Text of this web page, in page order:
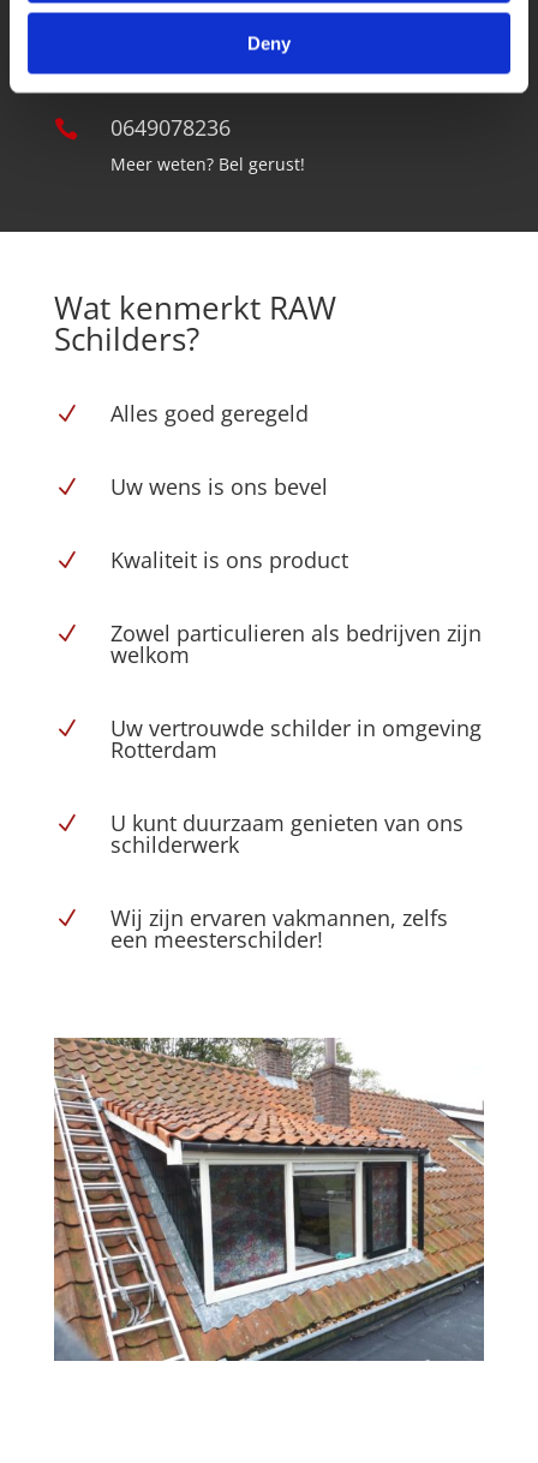
Deny
 0649078236
Meer weten? Bel gerust!
Wat kenmerkt RAW
Schilders?
N Alles goed geregeld
N Uw wens is ons bevel
N Kwaliteit is ons product
N Zowel particulieren als bedrijven zijn
welkom
N Uw vertrouwde schilder in omgeving
Rotterdam
N U kunt duurzaam genieten van ons
schilderwerk
N Wij zijn ervaren vakmannen, zelfs
een meesterschilder!